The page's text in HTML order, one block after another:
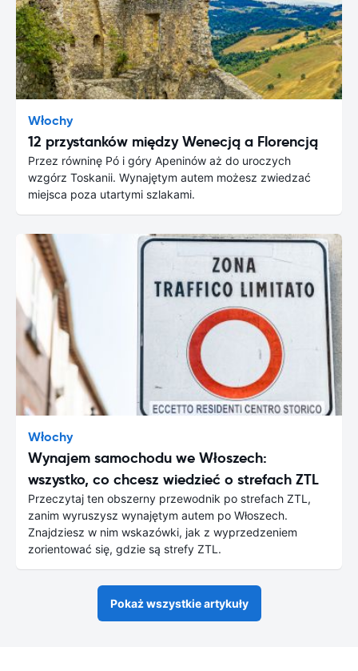
Włochy
12 przystanków między Wenecją a Florencją
Przez równinę Pó i góry Apeninów aż do uroczych
wzgórz Toskanii. Wynajętym autem możesz zwiedzać
miejsca poza utartymi szlakami.
Włochy
Wynajem samochodu we Włoszech:
wszystko, co chcesz wiedzieć o strefach ZTL
Przeczytaj ten obszerny przewodnik po strefach ZTL,
zanim wyruszysz wynajętym autem po Włoszech.
Znajdziesz w nim wskazówki, jak z wyprzedzeniem
zorientować się, gdzie są strefy ZTL.
Pokaż wszystkie artykuły